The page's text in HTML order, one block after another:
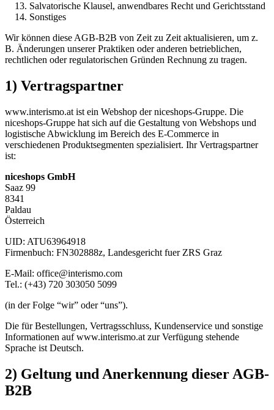
Salvatorische Klausel, anwendbares Recht und Gerichtsstand
Sonstiges
Wir können diese AGB-B2B von Zeit zu Zeit aktualisieren, um z.
B. Änderungen unserer Praktiken oder anderen betrieblichen,
rechtlichen oder regulatorischen Gründen Rechnung zu tragen.
1) Vertragspartner
www.interismo.at ist ein Webshop der niceshops-Gruppe. Die
niceshops-Gruppe hat sich auf die Gestaltung von Webshops und
logistische Abwicklung im Bereich des E-Commerce in
verschiedenen Produktsegmenten spezialisiert. Ihr Vertragspartner
ist:
niceshops GmbH
Saaz 99
8341
Paldau
Österreich
UID: ATU63964918
Firmenbuch: FN302888z, Landesgericht fuer ZRS Graz
E-Mail: office@interismo.com
Tel.: (+43) 720 303050 5099
(in der Folge “wir” oder “uns”).
Die für Bestellungen, Vertragsschluss, Kundenservice und sonstige
Informationen auf www.interismo.at zur Verfügung stehende
Sprache ist Deutsch.
2) Geltung und Anerkennung dieser AGB-
B2B